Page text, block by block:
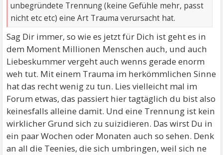
unbegründete Trennung (keine Gefühle mehr, passt
nicht etc etc) eine Art Trauma verursacht hat.
Sag Dir immer, so wie es jetzt für Dich ist geht es in
dem Moment Millionen Menschen auch, und auch
Liebeskummer vergeht auch wenns gerade enorm
weh tut. Mit einem Trauma im herkömmlichen Sinne
hat das recht wenig zu tun. Lies vielleicht mal im
Forum etwas, das passiert hier tagtäglich du bist also
keinesfalls alleine damit. Und eine Trennung ist kein
wirklicher Grund sich zu suizidieren. Das wirst Du in
ein paar Wochen oder Monaten auch so sehen. Denk
an all die Teenies, die sich umbringen, weil sich ne